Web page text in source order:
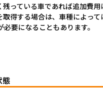
っている車であれば追加費用
得する場合は、車種によって
要になることもあります。
態